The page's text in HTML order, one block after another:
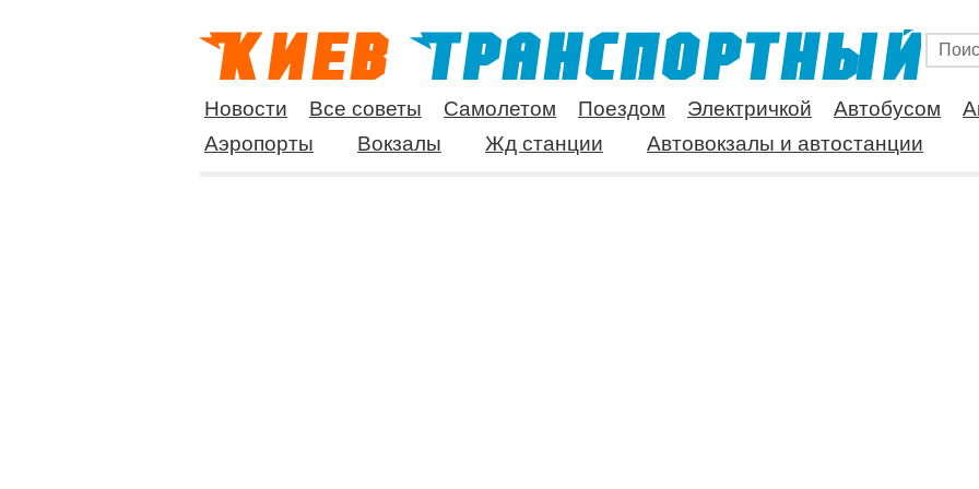
Новости Все советы Самолетом Поездом Электричкой Автобусом
Аэропорты
Вокзалы Жд станции Автовокзалы и автостанции